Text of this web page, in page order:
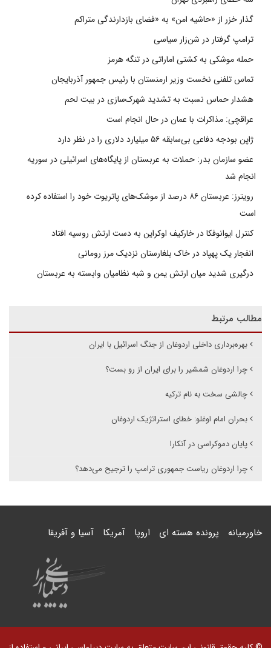
گذار خزر از «حاشیه امن» به «فضای بازدارندگی متراکم
ترامپ گرفتار در شن‌زار سیاسی
حمله موشکی به کشتی اماراتی در تنگه هرمز
تماس تلفنی نخست وزیر ارمنستان با رئیس جمهور آذربایجان
هشدار حماس نسبت به تشدید شهرک‌سازی در بیت‌ لحم
عراقچی: مذاکرات با عمان در حال انجام است
ژاپن بودجه دفاعی بی‌سابقه ۵۶ میلیارد دلاری را در نظر دارد
عضو سازمان بدر: حملات به عربستان از پایگاه‌های اسرائیلی در سوریه
انجام شد
رویترز: عربستان ۸۶ درصد از موشک‌های پاتریوت خود را استفاده کرده
است
کنترل ایوانوفکا در خارکیف اوکراین به دست ارتش روسیه افتاد
انفجار یک پهپاد در خاک بلغارستان نزدیک مرز رومانی
درگیری شدید میان ارتش یمن و شبه نظامیان وابسته به عربستان
مطالب مرتبط
بهره‌برداری داخلی اردوغان از جنگ اسرائیل با ایران
چرا اردوغان شمشیر را برای ایران از رو بست؟
چالشی سخت به نام ترکیه
بحران امام اوغلو: خطای استراتژیک اردوغان
پایان دموکراسی در آنکارا
چرا اردوغان ریاست جمهوری ترامپ را ترجیح می‌دهد؟
خاورمیانه پرونده هسته ای اروپا آمریکا آسیا و آفریقا